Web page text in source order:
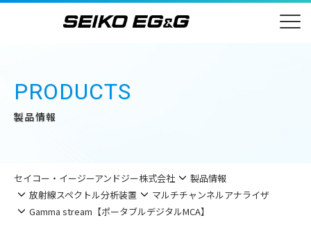
PRODUCTS
製品情報
セイコー・イージーアンドジー株式会社
製品情報
放射線スペクトル分析装置
マルチチャンネルアナライザ
Gamma stream【ポータブルデジタルMCA】